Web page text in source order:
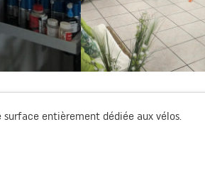
entièrement dédiée aux vélos.